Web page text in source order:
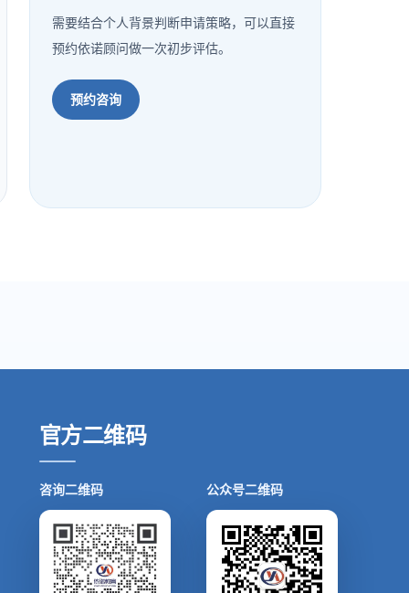
需要结合个人背景判断申请策略，可以直接
预约依诺顾问做一次初步评估。
预约咨询
官方二维码
咨询二维码 公众号二维码